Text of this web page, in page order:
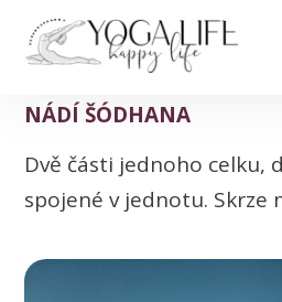
NÁDÍ ŠÓDHANA
Dvě části jednoho celku,
spojené v jednotu. Skrze